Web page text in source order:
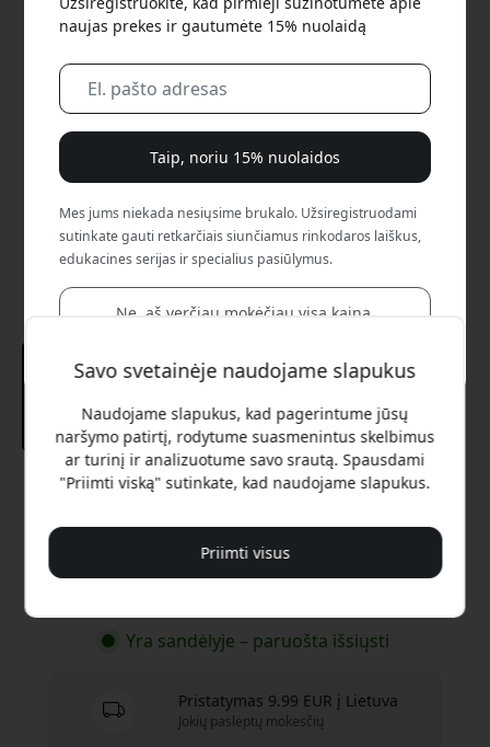
Rekomenduojama kaina
29.99 EUR
Pirkti dabar
Yra sandėlyje – paruošta išsiųsti
Pristatymas 9.99 EUR į Lietuva
Jokių paslėptų mokesčių
Savo svetainėje naudojame slapukus
Naudojame slapukus, kad pagerintume jūsų
naršymo patirtį, rodytume suasmenintus skelbimus
ar turinį ir analizuotume savo srautą. Spausdami
"Priimti viską" sutinkate, kad naudojame slapukus.
Priimti visus
naujas prekes ir gautumėte 15% nuolaidą
Taip, noriu 15% nuolaidos
Mes jums niekada nesiųsime brukalo. Užsiregistruodami
sutinkate gauti retkarčiais siunčiamus rinkodaros laiškus,
edukacines serijas ir specialius pasiūlymus.
Ne, aš verčiau mokėčiau visą kainą.